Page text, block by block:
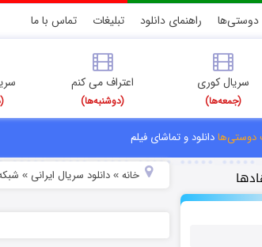
دوستی‌ها راهنمای دانلود تبلیغات تماس با ما
سریال کوری
(جمعه‌ها)
اعتراف می کنم
(دوشنبه‌ها)
دانلود و تماشای فیلم
خانه» دانلود سریال ایرانی »